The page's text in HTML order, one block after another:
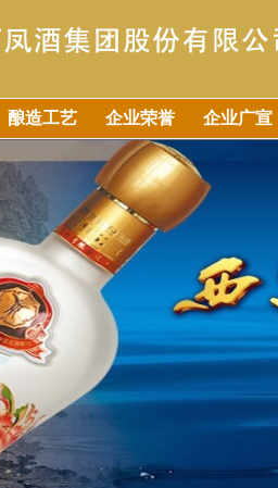
酿造工艺 企业荣誉 企业广宣